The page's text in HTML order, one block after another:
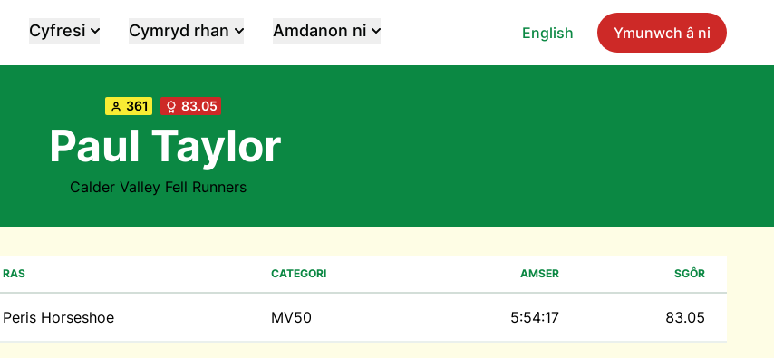
English Ymunwch â ni
Cyfresi Cymryd rhan Amdanon ni
361 83.05
Paul Taylor
Calder Valley Fell Runners
RAS CATEGORI AMSER SGÔR
Peris Horseshoe MV50 5:54:17 83.05